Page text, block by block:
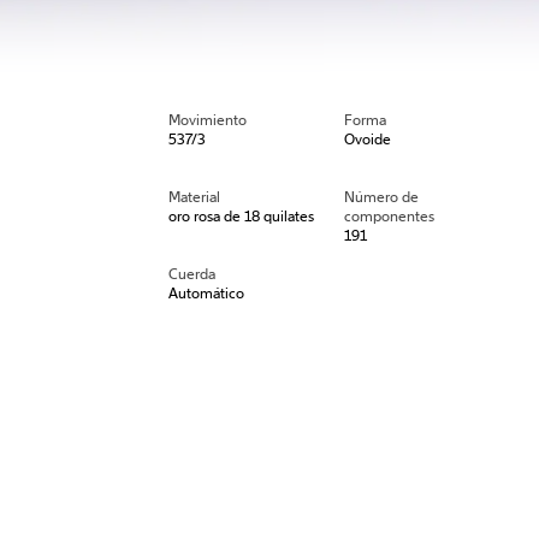
Movimiento
537/3
Forma
Ovoide
Material
oro rosa de 18 quilates
Número de
componentes
191
Cuerda
Automático